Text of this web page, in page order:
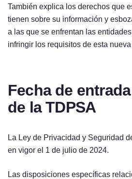
También explica los derechos que
tienen sobre su información y
a las que se enfrentan las
infringir los requisitos de esta
Fecha de
de la TDPSA
La Ley de Privacidad y Seguridad
en vigor el 1 de julio de 2024.
Las disposiciones específicas